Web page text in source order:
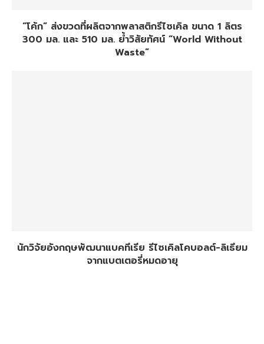
“โค้ก” ส่งขวดที่ผลิตจากพลาสติกรีไซเคิล ขนาด 1 ลิตร
300 มล. และ 510 มล. ย้ำวิสัยทัศน์ “World Without
Waste”
นักวิจัยอังกฤษพัฒนาแบคทีเรีย รีไซเคิลโคบอลต์-ลิเธียม
จากแบตเตอรี่หมดอายุ